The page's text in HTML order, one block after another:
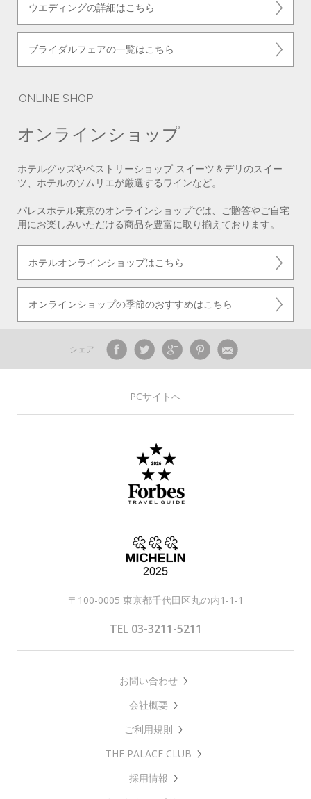
ウエディングの詳細はこちら
ブライダルフェアの一覧はこちら
ONLINE SHOP
オンラインショップ
ホテルグッズやペストリーショップ スイーツ＆デリのスイー
ツ、ホテルのソムリエが厳選するワインなど。
パレスホテル東京のオンラインショップでは、ご贈答やご自宅
用にお楽しみいただける商品を豊富に取り揃えております。
ホテルオンラインショップはこちら
オンラインショップの季節のおすすめはこちら
シェア
PCサイトへ
〒100-0005 東京都千代田区丸の内1-1-1
TEL 03-3211-5211
お問い合わせ
会社概要
ご利用規則
THE PALACE CLUB
採用情報